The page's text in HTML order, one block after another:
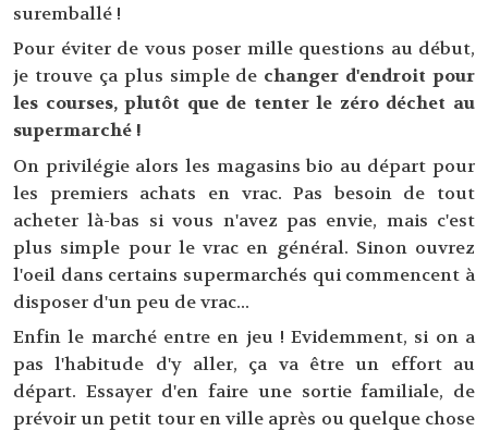
suremballé !
Pour éviter de vous poser mille questions au début,
je trouve ça plus simple de changer d'endroit pour
les courses, plutôt que de tenter le zéro déchet au
supermarché !
On privilégie alors les magasins bio au départ pour
les premiers achats en vrac. Pas besoin de tout
acheter là-bas si vous n'avez pas envie, mais c'est
plus simple pour le vrac en général. Sinon ouvrez
l'oeil dans certains supermarchés qui commencent à
disposer d'un peu de vrac...
Enfin le marché entre en jeu ! Evidemment, si on a
pas l'habitude d'y aller, ça va être un effort au
départ. Essayer d'en faire une sortie familiale, de
prévoir un petit tour en ville après ou quelque chose